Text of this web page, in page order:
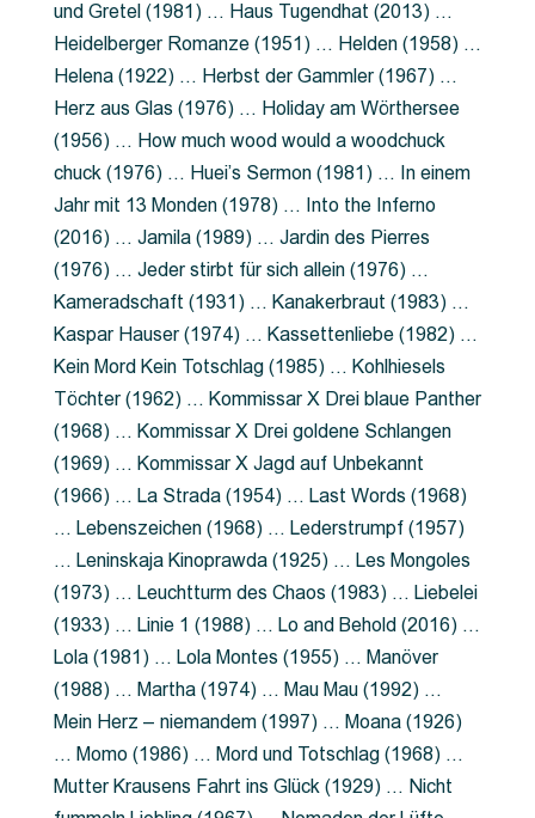
und Gretel (1981) … Haus Tugendhat (2013) …
Heidelberger Romanze (1951) … Helden (1958) …
Helena (1922) … Herbst der Gammler (1967) …
Herz aus Glas (1976) … Holiday am Wörthersee
(1956) … How much wood would a woodchuck
chuck (1976) … Huei’s Sermon (1981) … In einem
Jahr mit 13 Monden (1978) … Into the Inferno
(2016) … Jamila (1989) … Jardin des Pierres
(1976) … Jeder stirbt für sich allein (1976) …
Kameradschaft (1931) … Kanakerbraut (1983) …
Kaspar Hauser (1974) … Kassettenliebe (1982) …
Kein Mord Kein Totschlag (1985) … Kohlhiesels
Töchter (1962) … Kommissar X Drei blaue Panther
(1968) … Kommissar X Drei goldene Schlangen
(1969) … Kommissar X Jagd auf Unbekannt
(1966) … La Strada (1954) … Last Words (1968)
… Lebenszeichen (1968) … Lederstrumpf (1957)
… Leninskaja Kinoprawda (1925) … Les Mongoles
(1973) … Leuchtturm des Chaos (1983) … Liebelei
(1933) … Linie 1 (1988) … Lo and Behold (2016) …
Lola (1981) … Lola Montes (1955) … Manöver
(1988) … Martha (1974) … Mau Mau (1992) …
Mein Herz – niemandem (1997) … Moana (1926)
… Momo (1986) … Mord und Totschlag (1968) …
Mutter Krausens Fahrt ins Glück (1929) … Nicht